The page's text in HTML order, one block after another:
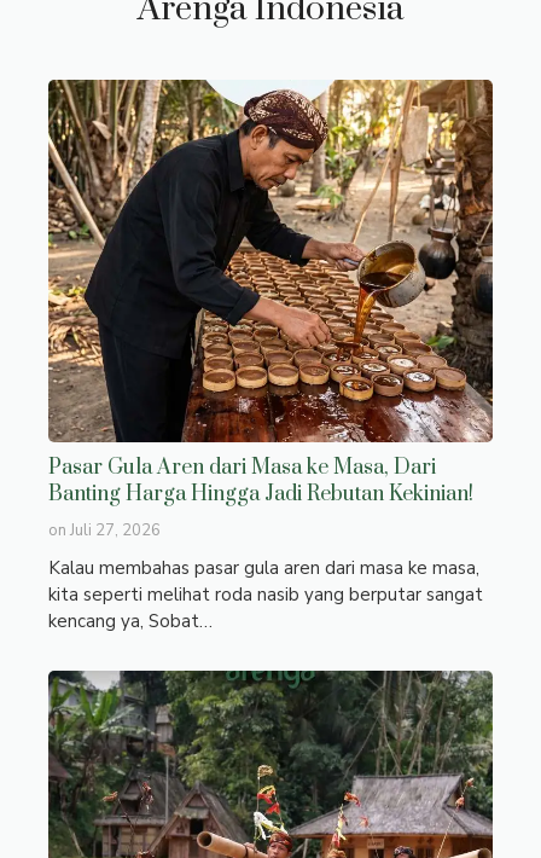
Arenga Indonesia
Pasar Gula Aren dari Masa ke Masa, Dari
Banting Harga Hingga Jadi Rebutan Kekinian!
on Juli 27, 2026
Kalau membahas pasar gula aren dari masa ke masa,
kita seperti melihat roda nasib yang berputar sangat
kencang ya, Sobat…